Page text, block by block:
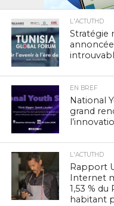
L'ACTUTHD
Stratégie
EN BREF
National
grand
L'ACTUTHD
Rapport
Internet
1,53 %
habitant